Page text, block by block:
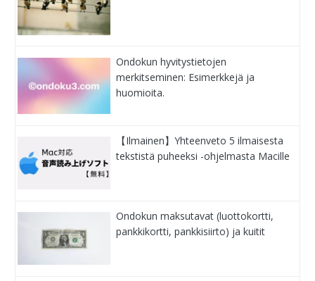
Ondokun hyvitystietojen
merkitseminen: Esimerkkejä ja
huomioita.
【Ilmainen】Yhteenveto 5 ilmaisesta
tekstistä puheeksi -ohjelmasta Macille
Ondokun maksutavat (luottokortti,
pankkikortti, pankkisiirto) ja kuitit